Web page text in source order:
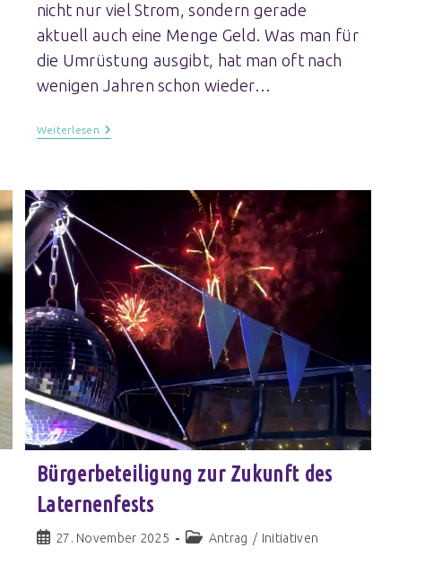
nicht nur viel Strom, sondern gerade
aktuell auch eine Menge Geld. Was man für
die Umrüstung ausgibt, hat man oft nach
wenigen Jahren schon wieder…
Weiterlesen
Bürgerbeteiligung zur Zukunft des
Laternenfests
27. November 2025 Antrag / Initiativen